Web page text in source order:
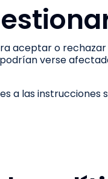
aceptar o
verse
a las instrucciones